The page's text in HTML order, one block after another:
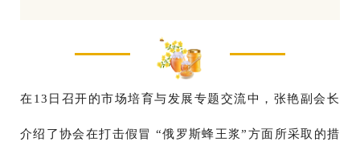
在13日召开的市场培育与发展专题交流中，张艳副会长
介绍了协会在打击假冒 “俄罗斯蜂王浆”方面所采取的措